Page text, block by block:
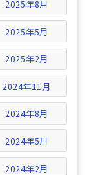
2025年8月
2025年5月
2025年2月
2024年11月
2024年8月
2024年5月
2024年2月